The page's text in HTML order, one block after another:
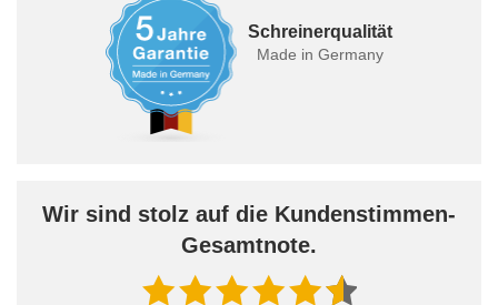
Schreinerqualität
Made in Germany
Wir sind stolz auf die Kundenstimmen-
Gesamtnote.